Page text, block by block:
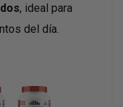
, ideal para
del día.